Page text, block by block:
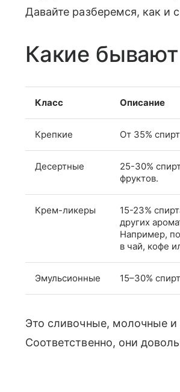
Давайте разберемся, как и
Какие
Класс Описание
Крепкие От 35%
Десертные
25-30%
фруктов.
Крем-ликеры
15-23%
других
Например,
в чай, кофе
Эмульсионные 15–30%
Это сливочные, молочные
Соответственно, они